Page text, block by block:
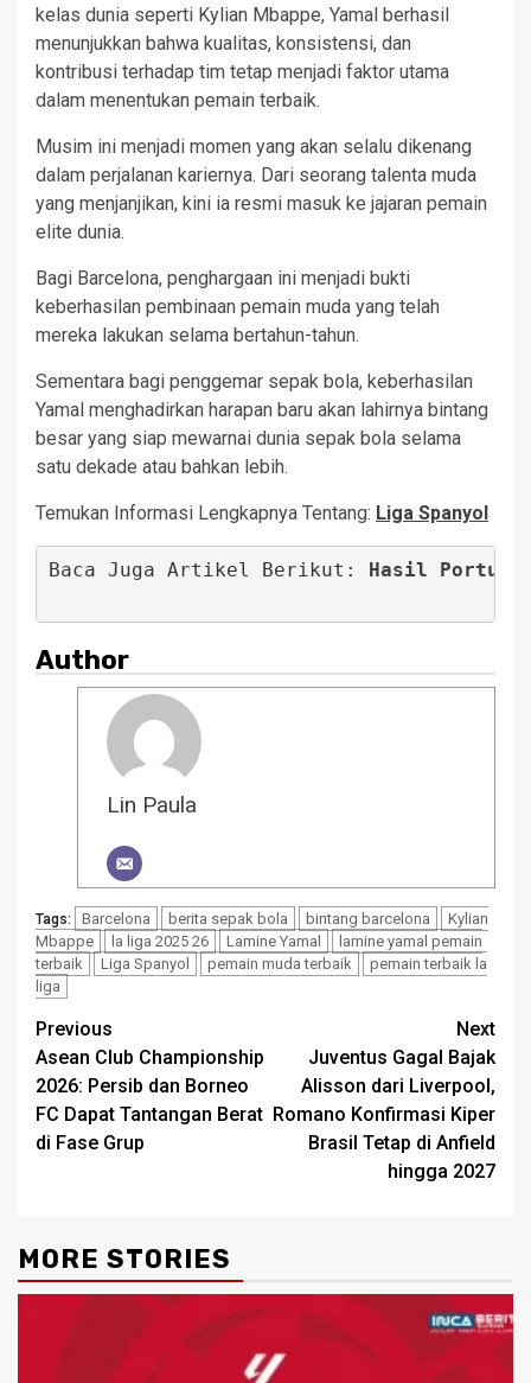
kelas dunia seperti Kylian Mbappe, Yamal berhasil
menunjukkan bahwa kualitas, konsistensi, dan
kontribusi terhadap tim tetap menjadi faktor utama
dalam menentukan pemain terbaik.
Musim ini menjadi momen yang akan selalu dikenang
dalam perjalanan kariernya. Dari seorang talenta muda
yang menjanjikan, kini ia resmi masuk ke jajaran pemain
elite dunia.
Bagi Barcelona, penghargaan ini menjadi bukti
keberhasilan pembinaan pemain muda yang telah
mereka lakukan selama bertahun-tahun.
Sementara bagi penggemar sepak bola, keberhasilan
Yamal menghadirkan harapan baru akan lahirnya bintang
besar yang siap mewarnai dunia sepak bola selama
satu dekade atau bahkan lebih.
Temukan Informasi Lengkapnya Tentang: Liga Spanyol
Baca Juga Artikel Berikut: Hasil
Author
Lin Paula
Tags: Barcelona berita sepak bola bintang barcelona
Kylian
Mbappe
la liga 2025 26 Lamine Yamal
lamine yamal pemain
terbaik
Liga Spanyol pemain muda terbaik
pemain terbaik la
liga
Post
navigation
Previous
Asean Club Championship
2026: Persib dan Borneo
FC Dapat Tantangan Berat
di Fase Grup
Next
Juventus Gagal Bajak
Alisson dari Liverpool,
Romano Konfirmasi Kiper
Brasil Tetap di Anfield
hingga 2027
MORE STORIES